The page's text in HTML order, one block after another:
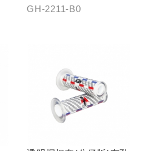
原車可收折掛
GH-2211-B0